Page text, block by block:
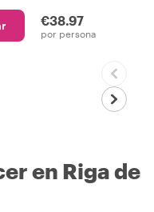
€38.97
por persona
en Riga de